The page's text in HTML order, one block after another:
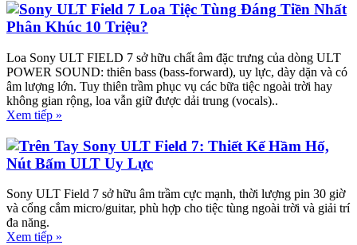
Sony ULT Field 7 Loa Tiệc Tùng Đáng Tiền Nhất
Phân Khúc 10 Triệu?
Loa Sony ULT FIELD 7 sở hữu chất âm đặc trưng của dòng ULT
POWER SOUND: thiên bass (bass-forward), uy lực, dày dặn và có
âm lượng lớn. Tuy thiên trầm phục vụ các bữa tiệc ngoài trời hay
không gian rộng, loa vẫn giữ được dải trung (vocals)..
Xem tiếp »
Trên Tay Sony ULT Field 7: Thiết Kế Hầm Hố,
Nút Bấm ULT Uy Lực
Sony ULT Field 7 sở hữu âm trầm cực mạnh, thời lượng pin 30 giờ
và cổng cắm micro/guitar, phù hợp cho tiệc tùng ngoài trời và giải trí
đa năng.
Xem tiếp »